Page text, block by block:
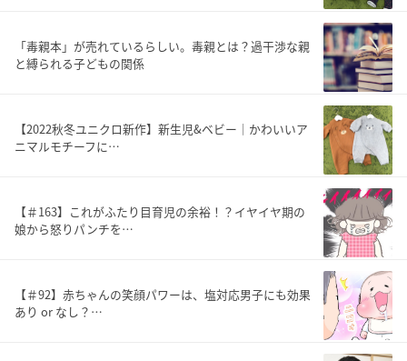
「毒親本」が売れているらしい。毒親とは？過干渉な親
と縛られる子どもの関係
【2022秋冬ユニクロ新作】新生児&ベビー｜かわいいア
ニマルモチーフに…
【＃163】これがふたり目育児の余裕！？イヤイヤ期の
娘から怒りパンチを…
【＃92】赤ちゃんの笑顔パワーは、塩対応男子にも効果
あり or なし？…